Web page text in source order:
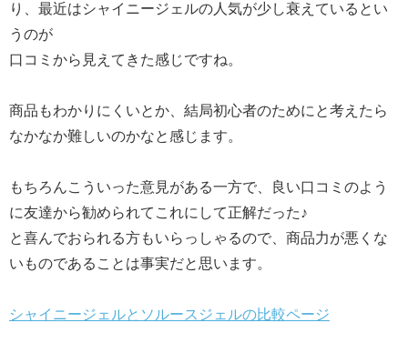
り、最近はシャイニージェルの人気が少し衰えているとい
うのが
口コミから見えてきた感じですね。
商品もわかりにくいとか、結局初心者のためにと考えたら
なかなか難しいのかなと感じます。
もちろんこういった意見がある一方で、良い口コミのよう
に友達から勧められてこれにして正解だった♪
と喜んでおられる方もいらっしゃるので、商品力が悪くな
いものであることは事実だと思います。
シャイニージェルとソルースジェルの比較ページ